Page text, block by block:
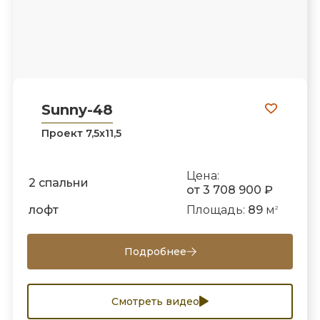
Sunny-48
Проект 7,5х11,5
2 спальни
Цена:
от 3 708 900 ₽
лофт
Площадь: 89м 2
Подробнее
Смотреть видео